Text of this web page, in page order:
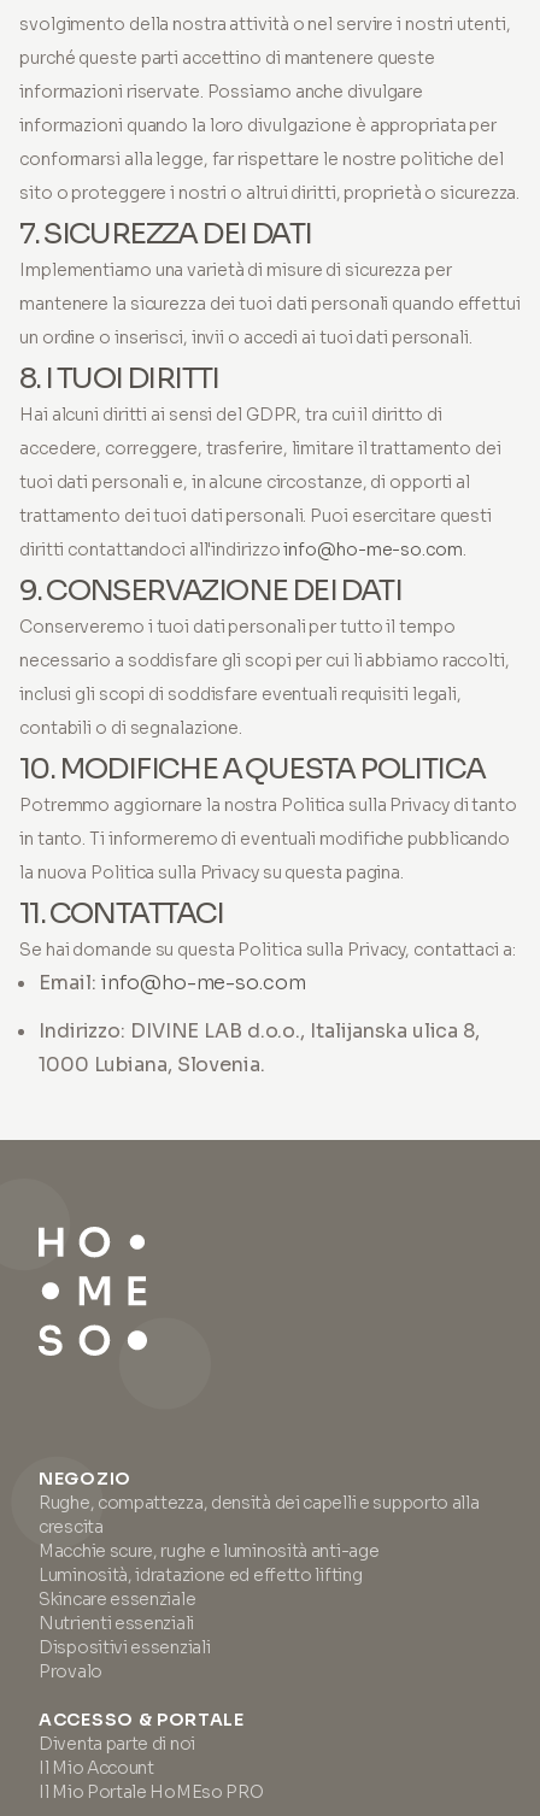
svolgimento della nostra attività o nel servire i nostri utenti,
purché queste parti accettino di mantenere queste
informazioni riservate. Possiamo anche divulgare
informazioni quando la loro divulgazione è appropriata per
conformarsi alla legge, far rispettare le nostre politiche del
sito o proteggere i nostri o altrui diritti, proprietà o sicurezza.
7. SICUREZZA DEI DATI
Implementiamo una varietà di misure di sicurezza per
mantenere la sicurezza dei tuoi dati personali quando effettui
un ordine o inserisci, invii o accedi ai tuoi dati personali.
8. I TUOI DIRITTI
Hai alcuni diritti ai sensi del GDPR, tra cui il diritto di
accedere, correggere, trasferire, limitare il trattamento dei
tuoi dati personali e, in alcune circostanze, di opporti al
trattamento dei tuoi dati personali. Puoi esercitare questi
diritti contattandoci all'indirizzoinfo@ho-me-so.com.
9. CONSERVAZIONE DEI DATI
Conserveremo i tuoi dati personali per tutto il tempo
necessario a soddisfare gli scopi per cui li abbiamo raccolti,
inclusi gli scopi di soddisfare eventuali requisiti legali,
contabili o di segnalazione.
10. MODIFICHE A QUESTA POLITICA
Potremmo aggiornare la nostra Politica sulla Privacy di tanto
in tanto. Ti informeremo di eventuali modifiche pubblicando
la nuova Politica sulla Privacy su questa pagina.
11. CONTATTACI
Se hai domande su questa Politica sulla Privacy, contattaci a:
Email: info@ho-me-so.com
Indirizzo: DIVINE LAB d.o.o., Italijanska ulica 8,
1000 Lubiana, Slovenia.
NEGOZIO
Rughe, compattezza, densità dei capelli e supporto alla
crescita
Macchie scure, rughe e luminosità anti-age
Luminosità, idratazione ed effetto lifting
Skincare essenziale
Nutrienti essenziali
Dispositivi essenziali
Provalo
ACCESSO & PORTALE
Diventa parte di noi
Il Mio Account
Il Mio Portale HoMEso PRO